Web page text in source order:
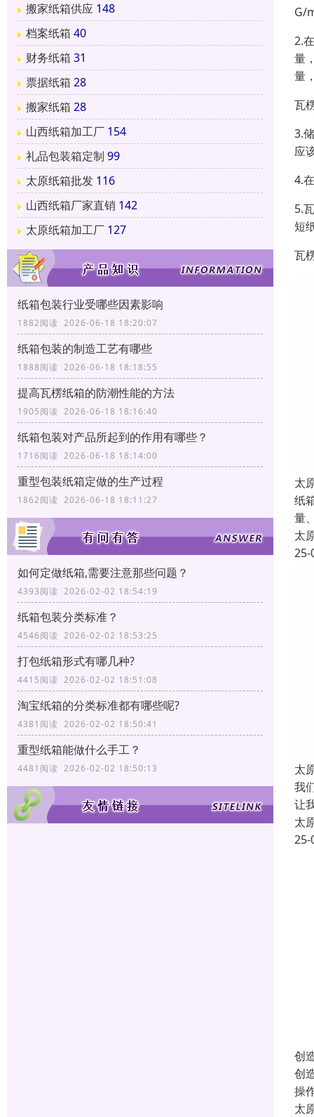
搬家纸箱供应 148
档案纸箱 40
财务纸箱 31
票据纸箱 28
搬家纸箱 28
山西纸箱加工厂 154
礼品包装箱定制 99
太原纸箱批发 116
山西纸箱厂家直销 142
太原纸箱加工厂 127
纸箱包装行业受哪些因素影响
1882阅读 2026-06-18 18:20:07
纸箱包装的制造工艺有哪些
1888阅读 2026-06-18 18:18:55
提高瓦楞纸箱的防潮性能的方法
1905阅读 2026-06-18 18:16:40
纸箱包装对产品所起到的作用有哪些？
1716阅读 2026-06-18 18:14:00
重型包装纸箱定做的生产过程
1862阅读 2026-06-18 18:11:27
如何定做纸箱,需要注意那些问题？
4393阅读 2026-02-02 18:54:19
纸箱包装分类标准？
4546阅读 2026-02-02 18:53:25
打包纸箱形式有哪几种?
4415阅读 2026-02-02 18:51:08
淘宝纸箱的分类标准都有哪些呢?
4381阅读 2026-02-02 18:50:41
重型纸箱能做什么手工？
4481阅读 2026-02-02 18:50:13
G/
2.
量
量
瓦
3.
应
4.
5.
短
瓦
太
纸
量
太
25-
太
我
让
太
25-
创
创
操
太